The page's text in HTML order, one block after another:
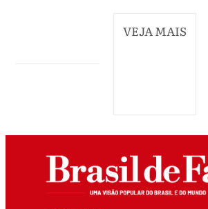
VEJA MAIS